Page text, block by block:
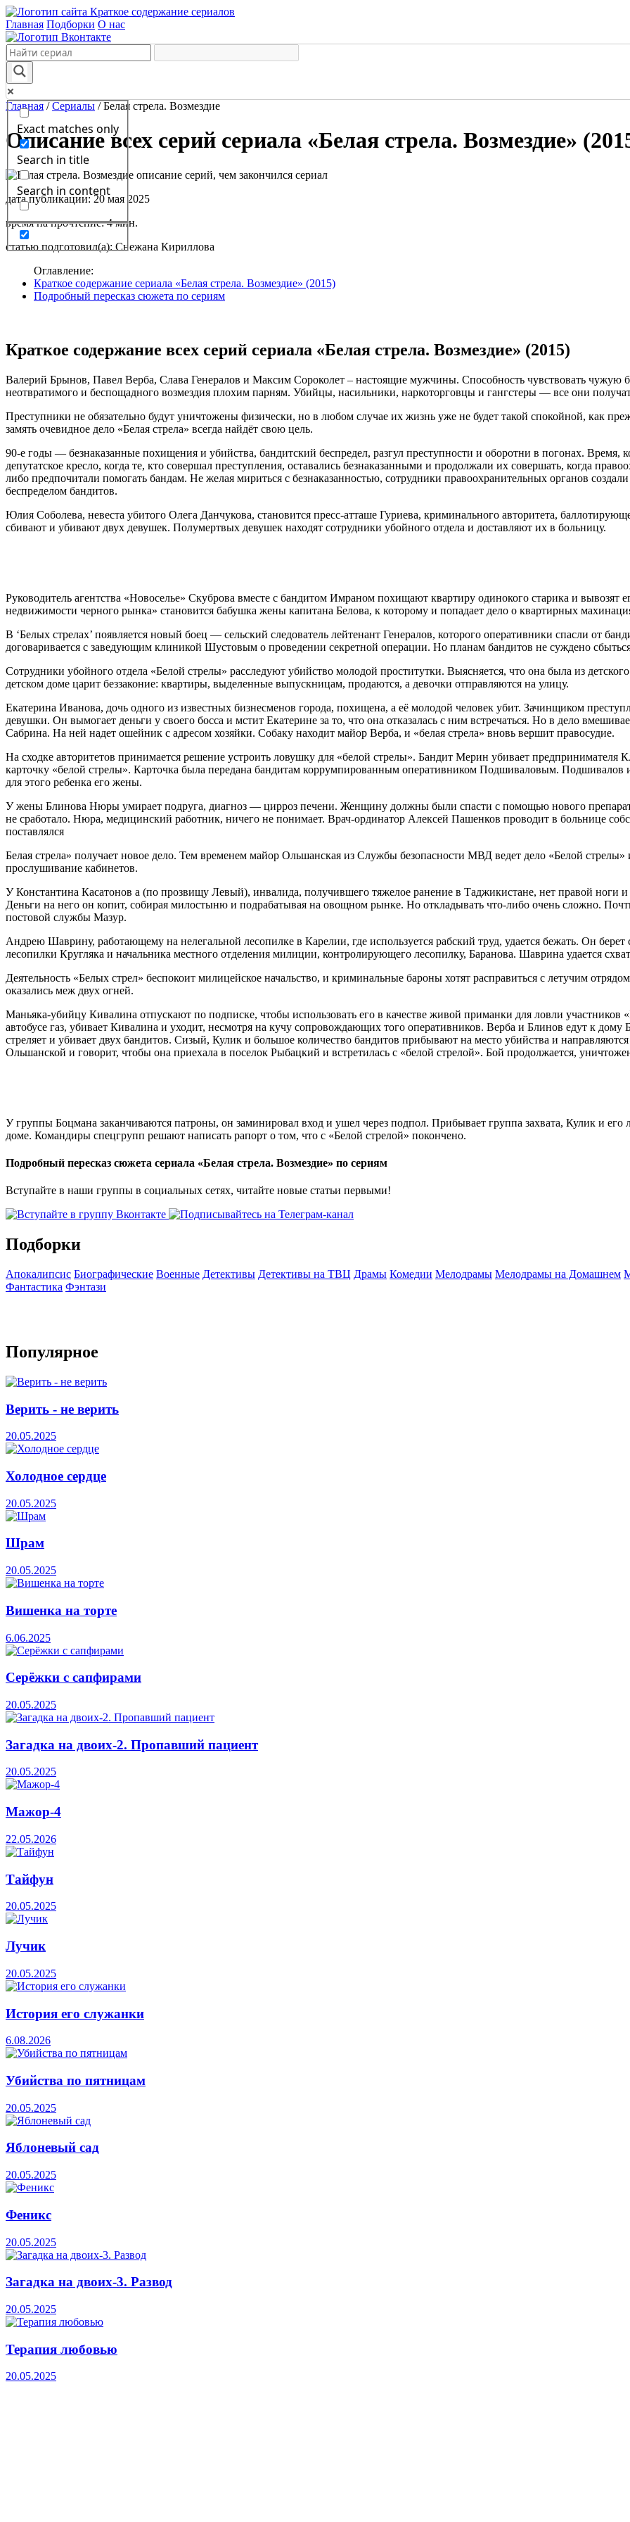
Краткое содержание сериалов
Главная Подборки О нас
Exact matches only
Search in title
Search in content
Главная /Сериалы /Белая стрела. Возмездие
Описание всех серий сериала «Белая стрела. Возмездие»
дата публикации: 20 мая 2025
время на прочтение: 4 мин.
статью подготовил(а): Снежана Кириллова
Оглавление:
Краткое содержание сериала «Белая стрела. Возмездие» (2015)
Подробный пересказ сюжета по сериям
Краткое содержание всех серий сериала «Белая стрела. Возмездие» (2015)
Валерий Брынов, Павел Верба, Слава Генералов и Максим Сороколет – настоящие мужчины. Способность чувствовать чужую
неотвратимого и беспощадного возмездия плохим парням. Убийцы, насильники, наркоторговцы и гангстеры — все они
Преступники не обязательно будут уничтожены физически, но в любом случае их жизнь уже не будет такой спокойной, как
замять очевидное дело «Белая стрела» всегда найдёт свою цель.
90-е годы — безнаказанные похищения и убийства, бандитский беспредел, разгул преступности и оборотни в погонах. Время,
депутатское кресло, когда те, кто совершал преступления, оставались безнаказанными и продолжали их совершать, когда
либо предпочитали помогать бандам. Не желая мириться с безнаказанностью, сотрудники правоохранительных органов
беспределом бандитов.
Юлия Соболева, невеста убитого Олега Данчукова, становится пресс-атташе Гуриева, криминального авторитета,
сбивают и убивают двух девушек. Полумертвых девушек находят сотрудники убойного отдела и доставляют их в больницу.
Руководитель агентства «Новоселье» Скуброва вместе с бандитом Имраном похищают квартиру одинокого старика и вывозят
недвижимости черного рынка» становится бабушка жены капитана Белова, к которому и попадает дело о квартирных
В ‘Белых стрелах’ появляется новый боец — сельский следователь лейтенант Генералов, которого оперативники спасли от
договаривается с заведующим клиникой Шустовым о проведении секретной операции. Но планам бандитов не суждено
Сотрудники убойного отдела «Белой стрелы» расследуют убийство молодой проститутки. Выясняется, что она была из
детском доме царит беззаконие: квартиры, выделенные выпускницам, продаются, а девочки отправляются на улицу.
Екатерина Иванова, дочь одного из известных бизнесменов города, похищена, а её молодой человек убит. Зачинщиком
девушки. Он вымогает деньги у своего босса и мстит Екатерине за то, что она отказалась с ним встречаться. Но в дело
Сабрина. На ней надет ошейник с адресом хозяйки. Собаку находит майор Верба, и «белая стрела» вновь вершит правосудие.
На сходке авторитетов принимается решение устроить ловушку для «белой стрелы». Бандит Мерин убивает предпринимателя
карточку «белой стрелы». Карточка была передана бандитам коррумпированным оперативником Подшиваловым.
для этого ребенка его жены.
У жены Блинова Нюры умирает подруга, диагноз — цирроз печени. Женщину должны были спасти с помощью нового
не сработало. Нюра, медицинский работник, ничего не понимает. Врач-ординатор Алексей Пашенков проводит в больнице
поставлялся
Белая стрела» получает новое дело. Тем временем майор Ольшанская из Службы безопасности МВД ведет дело «Белой
прослушивание кабинетов.
У Константина Касатонов а (по прозвищу Левый), инвалида, получившего тяжелое ранение в Таджикистане, нет правой ноги и
Деньги на него он копит, собирая милостыню и подрабатывая на овощном рынке. Но откладывать что-либо очень сложно.
постовой службы Мазур.
Андрею Шаврину, работающему на нелегальной лесопилке в Карелии, где используется рабский труд, удается бежать. Он
лесопилки Кругляка и начальника местного отделения милиции, контролирующего лесопилку, Баранова. Шаврина удается
Деятельность «Белых стрел» беспокоит милицейское начальство, и криминальные бароны хотят расправиться с летучим
оказались меж двух огней.
Маньяка-убийцу Кивалина отпускают по подписке, чтобы использовать его в качестве живой приманки для ловли участников
автобусе газ, убивает Кивалина и уходит, несмотря на кучу сопровождающих того оперативников. Верба и Блинов едут к
стреляет и убивает двух бандитов. Сизый, Кулик и большое количество бандитов прибывают на место убийства и
Ольшанской и говорит, чтобы она приехала в поселок Рыбацкий и встретилась с «белой стрелой». Бой продолжается,
У группы Боцмана заканчиваются патроны, он заминировал вход и ушел через подпол. Прибывает группа захвата, Кулик и
доме. Командиры спецгрупп решают написать рапорт о том, что с «Белой стрелой» покончено.
Подробный пересказ сюжета сериала «Белая стрела. Возмездие» по сериям
Вступайте в наши группы в социальных сетях, читайте новые статьи первыми!
Подборки
Апокалипсис Биографические Военные Детективы Детективы на ТВЦ Драмы Комедии Мелодрамы Мелодрамы на Домашнем
Фантастика Фэнтази
Популярное
Верить - не верить
20.05.2025
Холодное сердце
20.05.2025
Шрам
20.05.2025
Вишенка на торте
6.06.2025
Серёжки с сапфирами
20.05.2025
Загадка на двоих-2. Пропавший пациент
20.05.2025
Мажор-4
22.05.2026
Тайфун
20.05.2025
Лучик
20.05.2025
История его служанки
6.08.2026
Убийства по пятницам
20.05.2025
Яблоневый сад
20.05.2025
Феникс
20.05.2025
Загадка на двоих-3. Развод
20.05.2025
Терапия любовью
20.05.2025